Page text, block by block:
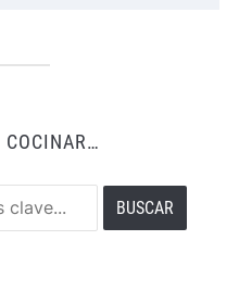
COCINAR…